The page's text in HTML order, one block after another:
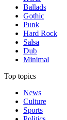
Ballads
Gothic
Punk
Hard Rock
Salsa
Dub
Minimal
Top topics
News
Culture
Sports